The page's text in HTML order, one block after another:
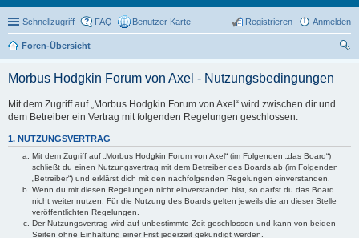
Schnellzugriff FAQ Benutzer Karte Anmelden
Registrieren
Foren-Übersicht
Morbus Hodgkin Forum von Axel - Nutzungsbedingungen
Mit dem Zugriff auf „Morbus Hodgkin Forum von Axel“ wird zwischen dir und
dem Betreiber ein Vertrag mit folgenden Regelungen geschlossen:
1. NUTZUNGSVERTRAG
Mit dem Zugriff auf „Morbus Hodgkin Forum von Axel“ (im Folgenden „das Board“)
schließt du einen Nutzungsvertrag mit dem Betreiber des Boards ab (im Folgenden
„Betreiber“) und erklärst dich mit den nachfolgenden Regelungen einverstanden.
Wenn du mit diesen Regelungen nicht einverstanden bist, so darfst du das Board
nicht weiter nutzen. Für die Nutzung des Boards gelten jeweils die an dieser Stelle
veröffentlichten Regelungen.
Der Nutzungsvertrag wird auf unbestimmte Zeit geschlossen und kann von beiden
Seiten ohne Einhaltung einer Frist jederzeit gekündigt werden.